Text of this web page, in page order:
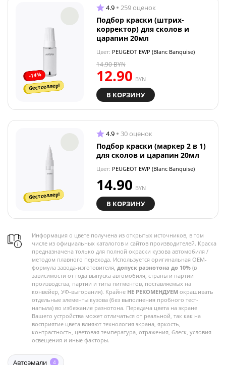
-14%
бестселлер!
4.9 259 оценок
Подбор краски (штрих-
корректор) для сколов и
царапин 20мл
Цвет: PEUGEOT EWP (Blanc Banquise)
12.90 BYN
14.90BYN
В КОРЗИНУ
бестселлер!
4.9 30 оценок
Подбор краски (маркер 2 в 1)
для сколов и царапин 20мл
Цвет: PEUGEOT EWP (Blanc Banquise)
14.90 BYN
В КОРЗИНУ
Информация о цвете получена из открытых источников, в том
числе из официальных каталогов и сайтов производителей. Краска
предназначена только для полной окраски кузова автомобиля /
методом плавного перехода. Используется оригинальная OEM-
формула завода-изготовителя, допуск разнотона до 10% (в
зависимости от года выпуска автомобиля, страны и партии
производства, партии и типа пигментов, поставляемых на
конвейер, УФ-выгорания). Крайне НЕ РЕКОМЕНДУЕМ окрашивать
отдельные элементы кузова (без выполнения пробного тест-
напыла) во избежание разнотона. Передача цвета на экране
Вашего устройства может отличаться от реальной, так как на
восприятие цвета влияют технология экрана, яркость,
контрастность, цветовая температура, отражения, блеск, условия
освещения и иные факторы.
Автоэмали 4